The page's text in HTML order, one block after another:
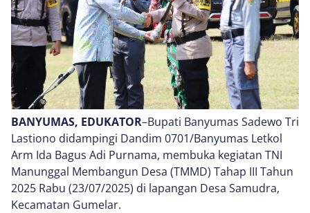
BANYUMAS, EDUKATOR–Bupati Banyumas Sadewo Tri
Lastiono didampingi Dandim 0701/Banyumas Letkol
Arm Ida Bagus Adi Purnama, membuka kegiatan TNI
Manunggal Membangun Desa (TMMD) Tahap III Tahun
2025 Rabu (23/07/2025) di lapangan Desa Samudra,
Kecamatan Gumelar.